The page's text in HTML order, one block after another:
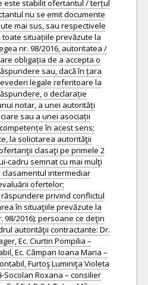
este stabilit ofertantul / terțul
nu se emit documente
mai sus, sau respectivele
situațiile prevăzute la
nr. 98/2016, autoritatea /
obligația de a accepta o
sau, dacă în țara
legale referitoare la
o declarație
notar, a unei autorități
sau a unei asociații
în acest sens;
la solicitarea autorităţii
clasaţi pe primele 2
cadru semnat cu mai mulţi
intermediar
ofertelor;
privind conflictul
în situaţiile prevăzute la
98/2016); persoane ce deţin
autorităţii contractante: Dr.
Ec. Ciurtin Pompilia –
Ec. Câmpan Ioana Maria –
Furtoş Luminiţa Violeta
Socolan Roxana – consilier